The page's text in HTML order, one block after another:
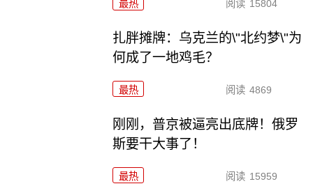
最热 阅读 15804
扎胖摊牌：乌克兰的\"北约梦\"为
何成了一地鸡毛？
最热 阅读 4869
刚刚，普京被逼亮出底牌！俄罗
斯要干大事了！
最热 阅读 15959